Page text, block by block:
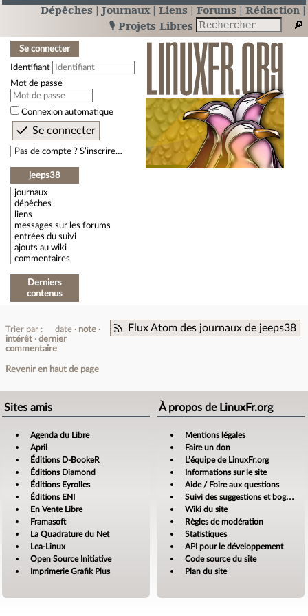
Dépêches Journaux Liens Forums
Rédaction
🎙️ Projets Libres
Se connecter
Identifiant
Mot de passe
Connexion automatique
Pas de compte ? S’inscrire…
jeeps38
journaux
dépêches
liens
messages sur les forums
entrées du suivi
ajouts au wiki
commentaires
Derniers
contenus
Flux Atom des journaux de jeeps38
Trier par : date
note
intérêt
dernier
commentaire
Revenir en haut de page
Sites amis
Agenda du Libre
April
Éditions D-BookeR
Éditions Diamond
Éditions Eyrolles
Éditions ENI
En Vente Libre
Framasoft
La Quadrature du Net
Lea-Linux
Open Source Initiative
Imprimerie Grafik Plus
À propos de LinuxFr.org
Mentions légales
Faire un don
L’équipe de LinuxFr.org
Informations sur le site
Aide / Foire aux questions
Suivi des suggestions et bogues
Wiki du site
Règles de modération
Statistiques
API pour le développement
Code source du site
Plan du site